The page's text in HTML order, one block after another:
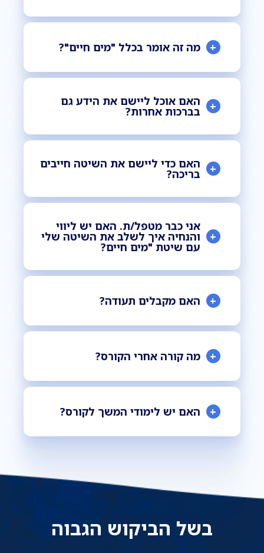
+ מה זה אומר בכלל "מים חיים"?
+ האם אוכל ליישם את הידע גם
בברכות אחרות?
+ האם כדי ליישם את השיטה חייבים
בריכה?
+
אני כבר מטפל/ת. האם יש ליווי
והנחיה איך לשלב את השיטה שלי
עם שיטת "מים חיים?
+ האם מקבלים תעודה?
+ מה קורה אחרי הקורס?
+ האם יש לימודי המשך לקורס?
בשל הביקוש הגבוה